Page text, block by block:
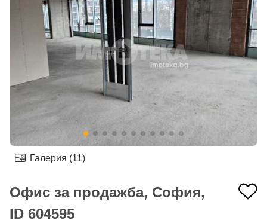
Галерия (11)
Офис за продажба, София,
ID 604595